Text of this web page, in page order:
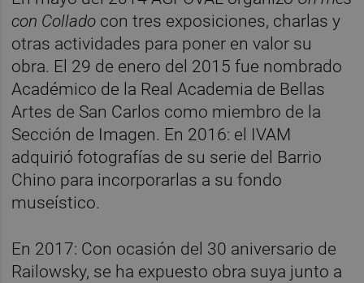
con Collado con tres exposiciones, charlas y
otras actividades para poner en valor su
obra. El 29 de enero del 2015 fue nombrado
Académico de la Real Academia de Bellas
Artes de San Carlos como miembro de la
Sección de Imagen. En 2016: el IVAM
adquirió fotografías de su serie del Barrio
Chino para incorporarlas a su fondo
museístico.
En 2017: Con ocasión del 30 aniversario de
Railowsky, se ha expuesto obra suya junto a